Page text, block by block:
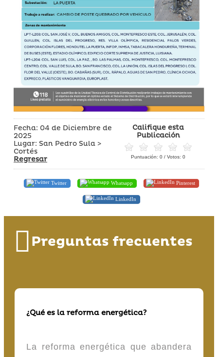
Fecha: 04 de Diciembre de
2025
Lugar: San Pedro Sula >
Cortés
Regresar
Califique esta
Publicación
Puntuación: 0 / Votos: 0
Twitter Whatsapp Pinterest
LinkedIn
Preguntas frecuentes
¿Qué es la reforma energética?
La reforma energética que abandera